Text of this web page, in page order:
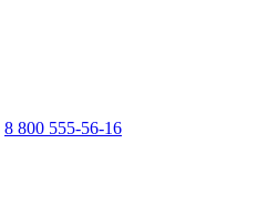
8 800 555-56-16